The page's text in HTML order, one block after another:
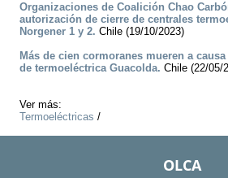
Organizaciones de Coalición Chao
autorización de cierre de centrales
Norgener 1 y 2. Chile (19/10/2023)
Más de cien cormoranes mueren a
de termoeléctrica Guacolda. Chile (22/05/
Ver más:
Termoeléctricas /
OLCA